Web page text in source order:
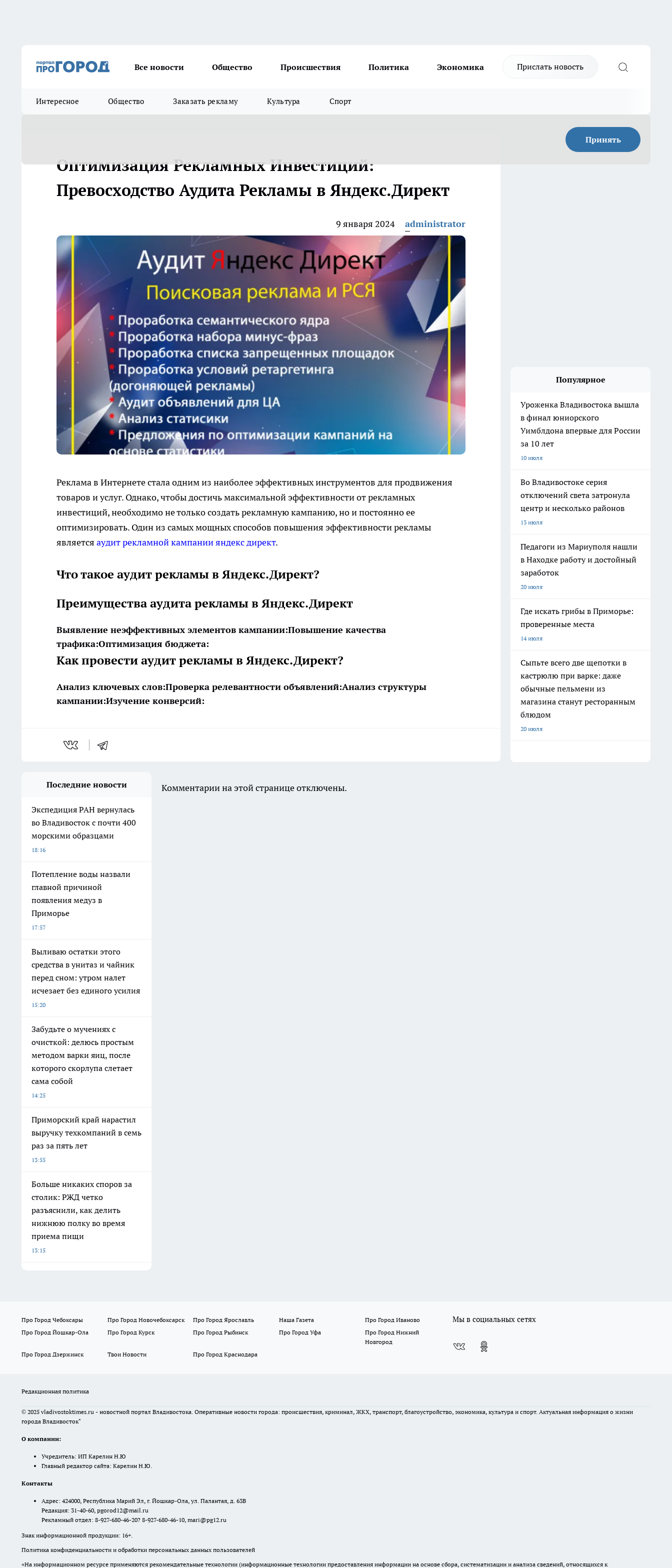
Все новости Общество Происшествия Политика Экономика Прислать новость
Интересное Общество Заказать рекламу Культура Спорт
Принять
Оптимизация Рекламных Инвестиций:
Превосходство Аудита Рекламы в Яндекс.Директ
9 января 2024 administrator
Реклама в Интернете стала одним из наиболее эффективных инструментов для продвижения
товаров и услуг. Однако, чтобы достичь максимальной эффективности от рекламных
инвестиций, необходимо не только создать рекламную кампанию, но и постоянно ее
оптимизировать. Один из самых мощных способов повышения эффективности рекламы
является аудит рекламной кампании яндекс директ.
Что такое аудит рекламы в Яндекс.Директ?
Преимущества аудита рекламы в Яндекс.Директ
Выявление неэффективных элементов кампании:Повышение качества
трафика:Оптимизация бюджета:
Как провести аудит рекламы в Яндекс.Директ?
Анализ ключевых слов:Проверка релевантности объявлений:Анализ структуры
кампании:Изучение конверсий:
Популярное
Уроженка Владивостока вышла
в финал юниорского
Уимблдона впервые для России
за 10 лет
10 июля
Во Владивостоке серия
отключений света затронула
центр и несколько районов
13 июля
Педагоги из Мариуполя нашли
в Находке работу и достойный
заработок
20 июля
Где искать грибы в Приморье:
проверенные места
14 июля
Сыпьте всего две щепотки в
кастрюлю при варке: даже
обычные пельмени из
магазина станут ресторанным
блюдом
20 июля
Последние новости
Экспедиция РАН вернулась
во Владивосток с почти 400
морскими образцами
18:16
Потепление воды назвали
главной причиной
появления медуз в
Приморье
17:57
Выливаю остатки этого
средства в унитаз и чайник
перед сном: утром налет
исчезает без единого усилия
15:20
Забудьте о мучениях с
очисткой: делюсь простым
методом варки яиц, после
которого скорлупа слетает
сама собой
14:25
Приморский край нарастил
выручку техкомпаний в семь
раз за пять лет
13:55
Больше никаких споров за
столик: РЖД четко
разъяснили, как делить
нижнюю полку во время
приема пищи
13:15
Комментарии на этой странице отключены.
Про Город Чебоксары Про Город Новочебоксарск Про Город Ярославль Наша Газета
Про Город Иваново
Про Город Йошкар-Ола
Про Город Курск Про Город Рыбинск Про Город Уфа
Про Город Нижний
Новгород
Про Город Дзержинск
Твои Новости Про Город Краснодара
Мы в социальных сетях
Редакционная политика
© 2025 vladivostoktimes.ru - новостной портал Владивостока. Оперативные новости города: происшествия, криминал, ЖКХ, транспорт, благоустройство, экономика, культура и спорт. Актуальная информация о жизни
города Владивосток"
О компании:
Учредитель: ИП Карелин Н.Ю
Главный редактор сайта: Карелин Н.Ю.
Контакты
Адрес: 424000, Республика Марий Эл, г. Йошкар-Ола, ул. Палантая, д. 63В
Редакция: 31-40-60, pgorod12@mail.ru
Рекламный отдел: 8-927-680-46-20? 8-927-680-46-10, mari@pg12.ru
Знак информационной продукции: 16+.
Политика конфиденциальности и обработки персональных данных пользователей
«На информационном ресурсе применяются рекомендательные технологии (информационные технологии предоставления информации на основе сбора, систематизации и анализа сведений, относящихся к